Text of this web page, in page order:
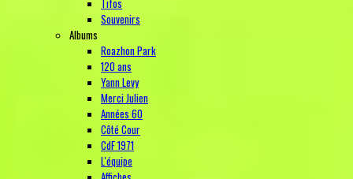
Souvenirs
Albums
Roazhon Park
120 ans
Yann Levy
Merci Julien
Années 60
Côté Cour
CdF 1971
L'équipe